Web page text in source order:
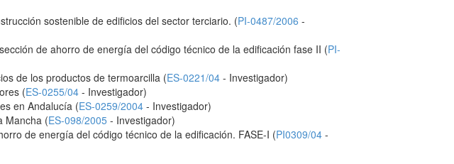
sostenible de edificios del sector terciario. (PI-0487/2006 -
de ahorro de energía del código técnico de la edificación fase II (PI-
de los productos de termoarcilla (ES-0221/04 - Investigador)
(ES-0255/04 - Investigador)
en Andalucía (ES-0259/2004 - Investigador)
Mancha (ES-098/2005 - Investigador)
de energía del código técnico de la edificación. FASE-I (PI0309/04 -